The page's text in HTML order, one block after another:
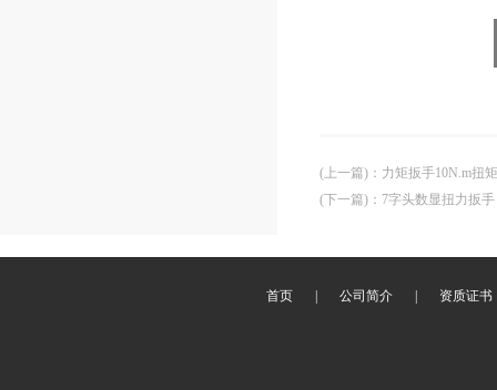
(上一篇) ： 力矩扳手10N.m扭
(下一篇) ： 7字头数显扭力扳
首页 公司简介 资质证书